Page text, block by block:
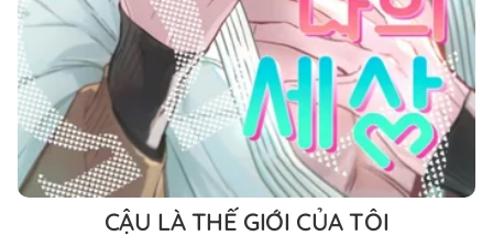
CẬU LÀ THẾ GIỚI CỦA TÔI